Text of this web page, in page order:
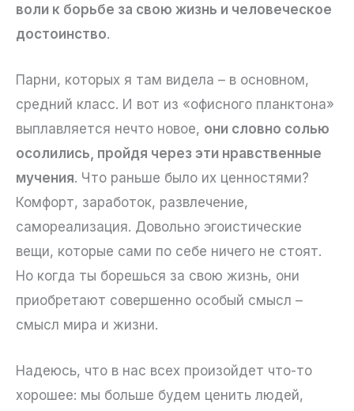
воли к борьбе за свою жизнь и человеческое
достоинство.
Парни, которых я там видела – в основном,
средний класс. И вот из «офисного планктона»
выплавляется нечто новое, они словно солью
осолились, пройдя через эти нравственные
мучения. Что раньше было их ценностями?
Комфорт, заработок, развлечение,
самореализация. Довольно эгоистические
вещи, которые сами по себе ничего не стоят.
Но когда ты борешься за свою жизнь, они
приобретают совершенно особый смысл –
смысл мира и жизни.
Надеюсь, что в нас всех произойдет что-то
хорошее: мы больше будем ценить людей,